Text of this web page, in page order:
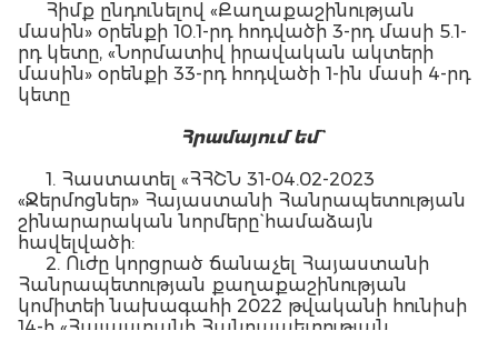
Հիմք ընդունելով «Քաղաքաշինության
մասին» օրենքի 10.1-րդ հոդվածի 3-րդ մասի 5.1-
րդ կետը, «Նորմատիվ իրավական ակտերի
մասին» օրենքի 33-րդ հոդվածի 1-ին մասի 4-րդ
կետը
Հրամայում եմ`
1. Հաստատել «ՀՀՇՆ 31-04.02-2023
«Ջերմոցներ» Հայաստանի Հանրապետության
շինարարական նորմերը` համաձայն
հավելվածի:
2. Ուժը կորցրած ճանաչել Հայաստանի
Հանրապետության քաղաքաշինության
կոմիտեի նախագահի 2022 թվականի հունիսի
14-ի «Հայաստանի Հանրապետության